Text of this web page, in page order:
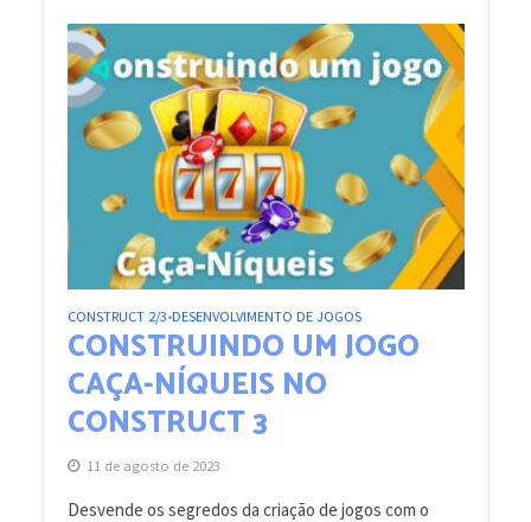
CONSTRUCT 2/3•DESENVOLVIMENTO DE JOGOS
CONSTRUINDO UM JOGO
CAÇA-NÍQUEIS NO
CONSTRUCT 3
11 de agosto de 2023
Desvende os segredos da criação de jogos com o